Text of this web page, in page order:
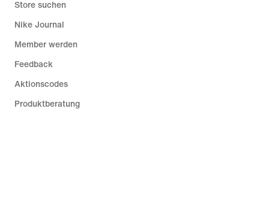
Store suchen
Nike Journal
Member werden
Feedback
Aktionscodes
Produktberatung